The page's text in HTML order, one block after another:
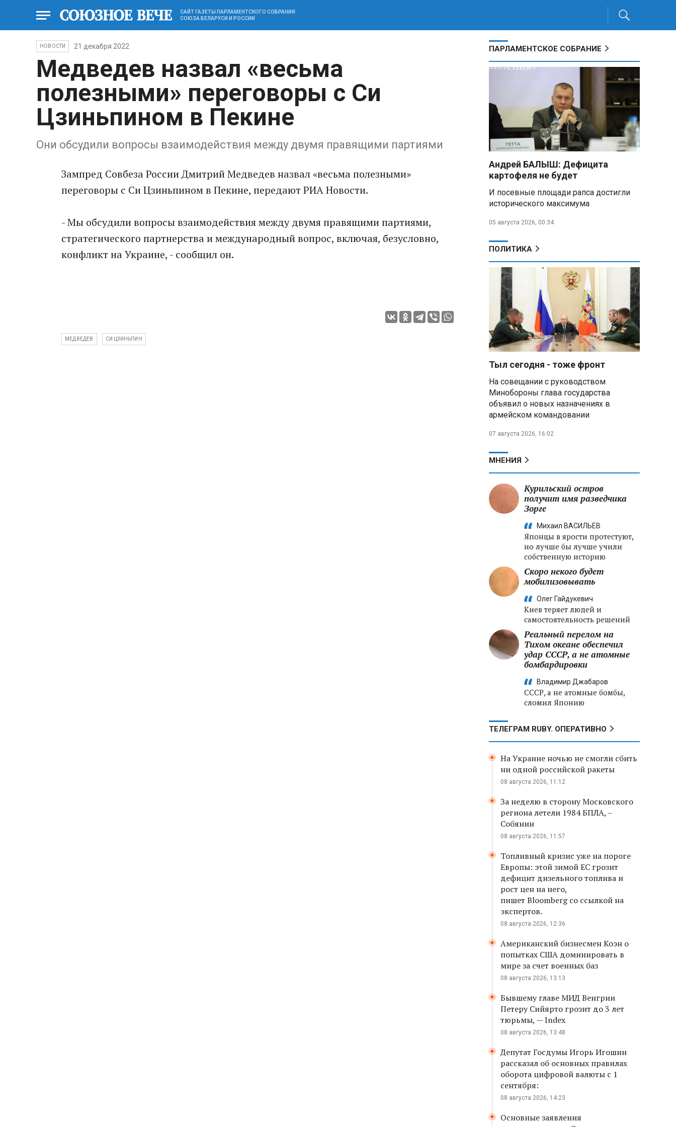
САЙТ ГАЗЕТЫ ПАРЛАМЕНТСКОГО СОБРАНИЯ
СОЮЗА БЕЛАРУСИ И РОССИИ
НОВОСТИ 21 декабря 2022
Медведев назвал «весьма
полезными» переговоры с Си
Цзиньпином в Пекине
Они обсудили вопросы взаимодействия между двумя правящими партиями
Зампред Совбеза России Дмитрий Медведев назвал «весьма полезными»
переговоры с Си Цзиньпином в Пекине, передают РИА Новости.
- Мы обсудили вопросы взаимодействия между двумя правящими партиями,
стратегического партнерства и международный вопрос, включая, безусловно,
конфликт на Украине, - сообщил он.
МЕДВЕДЕВ СИ ЦЗИНЬПИН
ПАРЛАМЕНТСКОЕ СОБРАНИЕ
Андрей БАЛЫШ: Дефицита
картофеля не будет
И посевные площади рапса достигли
исторического максимума
05 августа 2026, 00:34
ПОЛИТИКА
Тыл сегодня - тоже фронт
На совещании с руководством
Минобороны глава государства
объявил о новых назначениях в
армейском командовании
07 августа 2026, 16:02
МНЕНИЯ
Курильский остров
получит имя разведчика
Зорге
Михаил ВАСИЛЬЕВ
Японцы в ярости протестуют,
но лучше бы лучше учили
собственную историю
Скоро некого будет
мобилизовывать
Олег Гайдукевич
Киев теряет людей и
самостоятельность решений
Реальный перелом на
Тихом океане обеспечил
удар СССР, а не атомные
бомбардировки
Владимир Джабаров
СССР, а не атомные бомбы,
сломил Японию
ТЕЛЕГРАМ RUBY. ОПЕРАТИВНО
На Украине ночью не смогли сбить
ни одной российской ракеты
08 августа 2026, 11:12
За неделю в сторону Московского
региона летели 1984 БПЛА, –
Собянин
08 августа 2026, 11:57
Топливный кризис уже на пороге
Европы: этой зимой ЕС грозит
дефицит дизельного топлива и
рост цен на него,
пишет Bloomberg со ссылкой на
экспертов.
08 августа 2026, 12:36
Американский бизнесмен Коэн о
попытках США доминировать в
мире за счет военных баз
08 августа 2026, 13:13
Бывшему главе МИД Венгрии
Петеру Сийярто грозит до 3 лет
тюрьмы, — Index
08 августа 2026, 13:48
Депутат Госдумы Игорь Игошин
рассказал об основных правилах
оборота цифровой валюты с 1
сентября:
08 августа 2026, 14:23
Основные заявления